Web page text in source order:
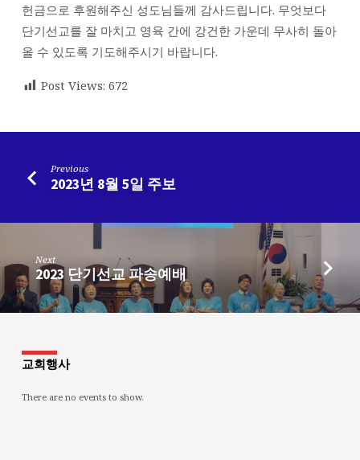
헌금으로 후원해주신 성도님들께 감사드립니다. 무엇보다
단기선교를 잘 마치고 영육 간에 강건한 가운데 무사히 돌아
올 수 있도록 기도해주시기 바랍니다.
Post Views: 672
Previous
2023년 8월 5일 주보
Next
2023 단기선교 파송예배
교회행사
There are no events to show.